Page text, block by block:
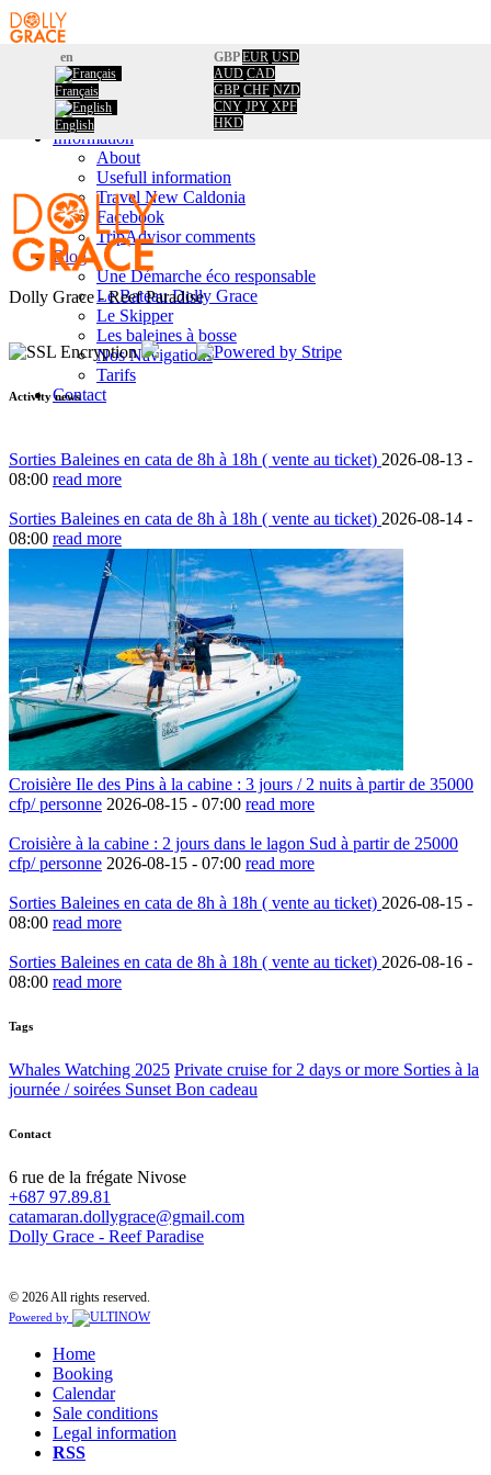
en
Français
English
GBPEUR USD
AUD CAD
GBP CHF NZD
CNY JPY XPF
HKD
Home
Booking
Calendar
Information
About
Usefull information
Travel New Caldonia
Facebook
TripAdvisor comments
Blog
Une Démarche éco responsable
Le Bateau Dolly Grace
Le Skipper
Les baleines à bosse
Nos Navigations
Tarifs
Contact
Dolly Grace - Reef Paradise
Activity news
Sorties Baleines en cata de 8h à 18h ( vente au ticket) 2026-08-13 -
08:00 read more
Sorties Baleines en cata de 8h à 18h ( vente au ticket) 2026-08-14 -
08:00 read more
Croisière Ile des Pins à la cabine : 3 jours / 2 nuits à partir de 35000
cfp/ personne 2026-08-15 - 07:00 read more
Croisière à la cabine : 2 jours dans le lagon Sud à partir de 25000
cfp/ personne 2026-08-15 - 07:00 read more
Sorties Baleines en cata de 8h à 18h ( vente au ticket) 2026-08-15 -
08:00 read more
Sorties Baleines en cata de 8h à 18h ( vente au ticket) 2026-08-16 -
08:00 read more
Tags
Whales Watching 2025 Private cruise for 2 days or more Sorties à la
journée / soirées Sunset Bon cadeau
Contact
6 rue de la frégate Nivose
+687 97.89.81
catamaran.dollygrace@gmail.com
Dolly Grace - Reef Paradise
© 2026 All rights reserved.
Powered by
Home
Booking
Calendar
Sale conditions
Legal information
RSS